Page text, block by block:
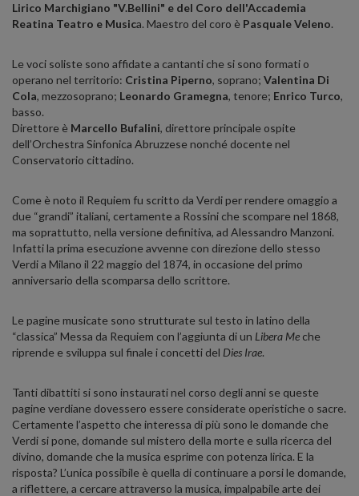
Lirico Marchigiano "V.Bellini" e del Coro dell'Accademia
Reatina Teatro e Musica. Maestro del coro è Pasquale Veleno.
Le voci soliste sono affidate a cantanti che si sono formati o
operano nel territorio: Cristina Piperno, soprano; Valentina Di
Cola, mezzosoprano; Leonardo Gramegna, tenore; Enrico Turco,
basso.
Direttore è Marcello Bufalini, direttore principale ospite
dell’Orchestra Sinfonica Abruzzese nonché docente nel
Conservatorio cittadino.
Come è noto il Requiem fu scritto da Verdi per rendere omaggio a
due “grandi” italiani, certamente a Rossini che scompare nel 1868,
ma soprattutto, nella versione definitiva, ad Alessandro Manzoni.
Infatti la prima esecuzione avvenne con direzione dello stesso
Verdi a Milano il 22 maggio del 1874, in occasione del primo
anniversario della scomparsa dello scrittore.
Le pagine musicate sono strutturate sul testo in latino della
“classica” Messa da Requiem con l’aggiunta di un Libera Me che
riprende e sviluppa sul finale i concetti del Dies Irae.
Tanti dibattiti si sono instaurati nel corso degli anni se queste
pagine verdiane dovessero essere considerate operistiche o sacre.
Certamente l’aspetto che interessa di più sono le domande che
Verdi si pone, domande sul mistero della morte e sulla ricerca del
divino, domande che la musica esprime con potenza lirica. E la
risposta? L’unica possibile è quella di continuare a porsi le domande,
a riflettere, a cercare attraverso la musica, impalpabile arte dei